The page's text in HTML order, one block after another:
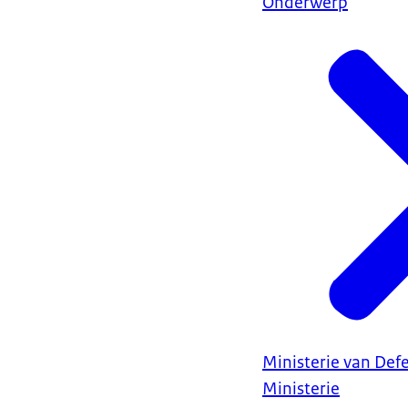
Ministerie van
Ministerie